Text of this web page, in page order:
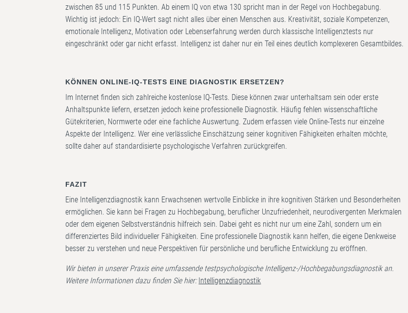
zwischen 85 und 115 Punkten. Ab einem IQ von etwa 130 spricht man in der Regel von Hochbegabung.
Wichtig ist jedoch: Ein IQ-Wert sagt nicht alles über einen Menschen aus. Kreativität, soziale Kompetenzen,
emotionale Intelligenz, Motivation oder Lebenserfahrung werden durch klassische Intelligenztests nur
eingeschränkt oder gar nicht erfasst. Intelligenz ist daher nur ein Teil eines deutlich komplexeren Gesamtbildes.
KÖNNEN ONLINE-IQ-TESTS EINE DIAGNOSTIK ERSETZEN?
Im Internet finden sich zahlreiche kostenlose IQ-Tests. Diese können zwar unterhaltsam sein oder erste
Anhaltspunkte liefern, ersetzen jedoch keine professionelle Diagnostik. Häufig fehlen wissenschaftliche
Gütekriterien, Normwerte oder eine fachliche Auswertung. Zudem erfassen viele Online-Tests nur einzelne
Aspekte der Intelligenz. Wer eine verlässliche Einschätzung seiner kognitiven Fähigkeiten erhalten möchte,
sollte daher auf standardisierte psychologische Verfahren zurückgreifen.
FAZIT
Eine Intelligenzdiagnostik kann Erwachsenen wertvolle Einblicke in ihre kognitiven Stärken und Besonderheiten
ermöglichen. Sie kann bei Fragen zu Hochbegabung, beruflicher Unzufriedenheit, neurodivergenten Merkmalen
oder dem eigenen Selbstverständnis hilfreich sein. Dabei geht es nicht nur um eine Zahl, sondern um ein
differenziertes Bild individueller Fähigkeiten. Eine professionelle Diagnostik kann helfen, die eigene Denkweise
besser zu verstehen und neue Perspektiven für persönliche und berufliche Entwicklung zu eröffnen.
Wir bieten in unserer Praxis eine umfassende testpsychologische Intelligenz-/Hochbegabungsdiagnostik an.
Weitere Informationen dazu finden Sie hier: Intelligenzdiagnostik